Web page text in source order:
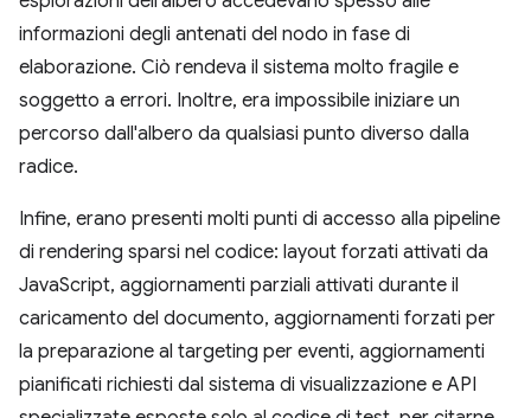
informazioni degli antenati del nodo in fase di
elaborazione. Ciò rendeva il sistema molto fragile e
soggetto a errori. Inoltre, era impossibile iniziare un
percorso dall'albero da qualsiasi punto diverso dalla
radice.
Infine, erano presenti molti punti di accesso alla pipeline
di rendering sparsi nel codice: layout forzati attivati da
JavaScript, aggiornamenti parziali attivati durante il
caricamento del documento, aggiornamenti forzati per
la preparazione al targeting per eventi, aggiornamenti
pianificati richiesti dal sistema di visualizzazione e API